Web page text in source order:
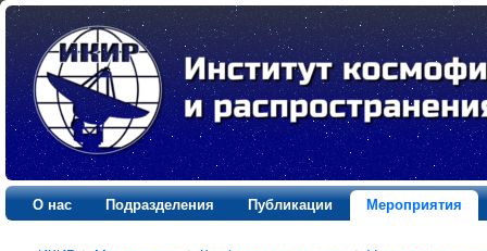
О нас Подразделения Публикации Мероприятия